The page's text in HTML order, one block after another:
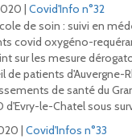
| Covid'Info n°32
de soin : suivi en
covid oxygéno-
sur les mesure
de patients d'Auvergne-
de santé du
d'Evry-le-Chatel sous
| Covid'Infos n°33